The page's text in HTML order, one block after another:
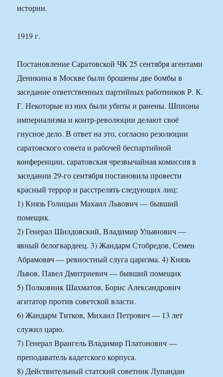
истории.
1919 г.
Постановление Саратовской ЧК 25 сентября агентами
Деникина в Москве были брошены две бомбы в
заседание ответственных партийных работников Р. К.
Г. Некоторые из них были убиты и ранены. Шпионы
империализма и контр-революции делают своё
гнусное дело. В ответ на это, согласно резолюции
саратовского совета и рабочей беспартийной
конференции, саратовская чрезвычайная комиссия в
заседании 29-го сентября постановила провести
красный террор и расстрелять следующих лиц:
1) Князь Голицын Махаил Львович — бывший
помещик.
2) Генерал Шилдовский, Владимир Ульянович —
явный белогвардеец. 3) Жандарм Стобредов, Семен
Абрамоввч — ревностный слуга царизма. 4) Князь
Львов, Павел Дмитриевич — бывший помещик
5) Полковник Шахматов, Борис Александрович
агитатор против советской власти.
6) Жандарм Титков, Михаил Петрович — 13 лет
служил царю.
7) Генерал Врангель Владимир Платонович —
преподаватель кадетского корпуса.
8) Действительный статский советник Лупандан